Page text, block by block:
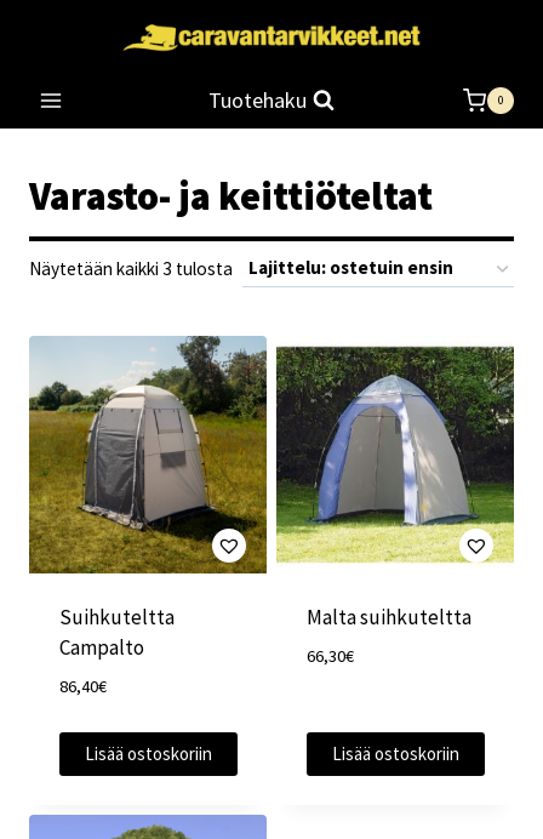
Tuotehaku 0
Varasto- ja keittiöteltat
Näytetään kaikki 3 tulosta Suosituimmat
Suihkuteltta
Campalto
86,40€
Lisää ostoskoriin
Malta suihkuteltta
66,30€
Lisää ostoskoriin